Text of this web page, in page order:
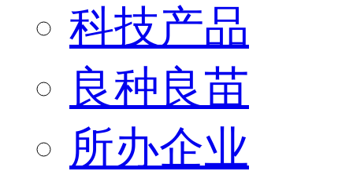
科技产品
良种良苗
所办企业